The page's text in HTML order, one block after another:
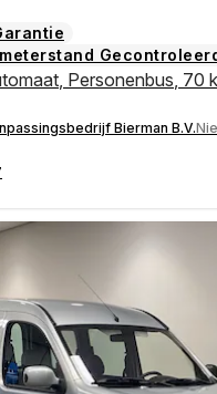
, Personenbus, 70
Bierman B.V.